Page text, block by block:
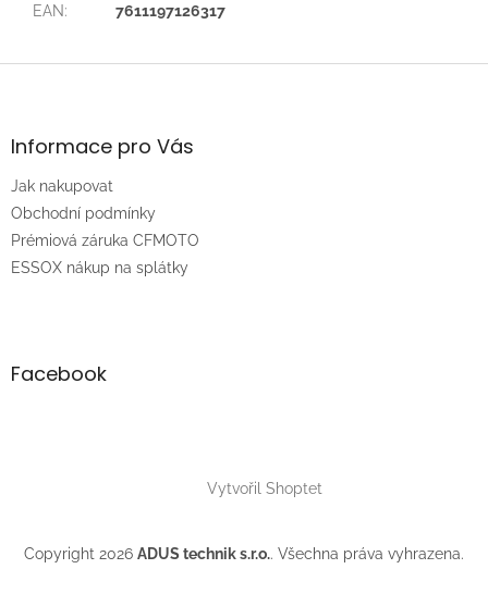
EAN: 7611197126317
Z
aInformace pro Vás
Jak nakupovat
Obchodní podmínky
Prémiová záruka CFMOTO
ESSOX nákup na splátky
Facebook
Vytvořil Shoptet
Copyright 2026 ADUS technik s.r.o.. Všechna práva vyhrazena.